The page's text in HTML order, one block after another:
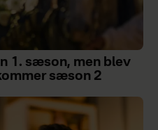
1. sæson, men blev
sæson 2